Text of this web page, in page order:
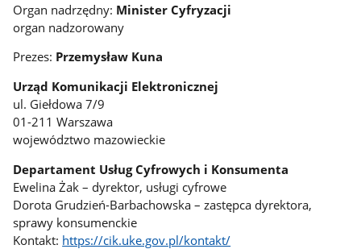
Organ nadrzędny: Minister Cyfryzacji
organ nadzorowany
Prezes: Przemysław Kuna
Urząd Komunikacji Elektronicznej
ul. Giełdowa 7/9
01-211 Warszawa
województwo mazowieckie
Departament Usług Cyfrowych i Konsumenta
Ewelina Żak – dyrektor, usługi cyfrowe
Dorota Grudzień-Barbachowska – zastępca dyrektora,
sprawy konsumenckie
Kontakt: https://cik.uke.gov.pl/kontakt/